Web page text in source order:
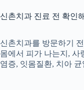
신촌치과 진료 전 확인
신촌치과를 방문하기
몸에서 피가 나는지, 사
염증, 잇몸질환, 치아